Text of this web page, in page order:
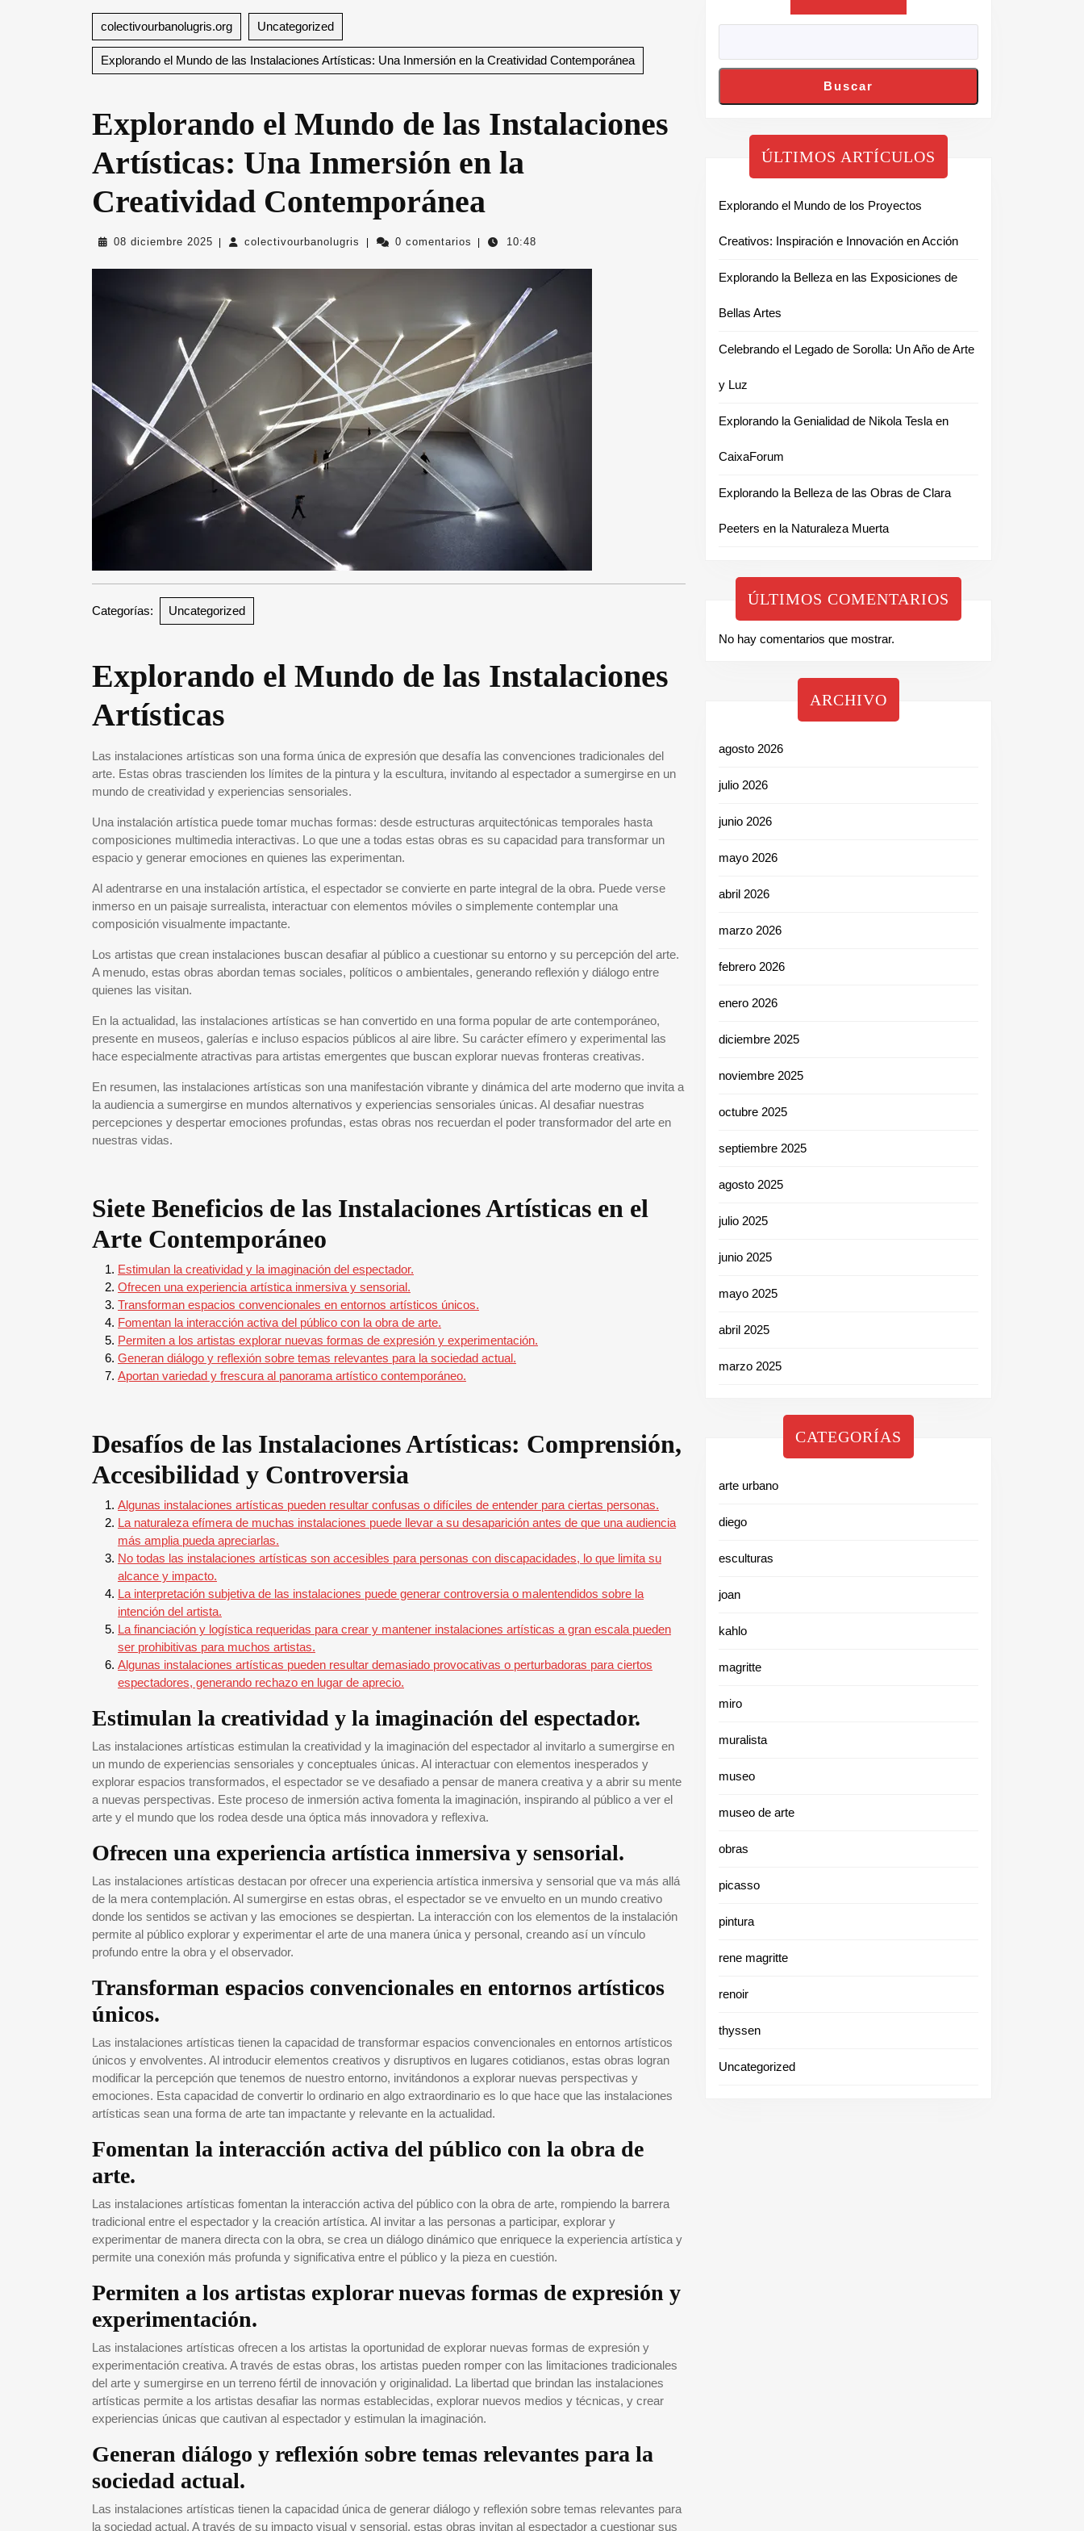
colectivourbanolugris.org Uncategorized
Explorando el Mundo de las Instalaciones Artísticas: Una Inmersión en la Creatividad Contemporánea
Explorando el Mundo de las Instalaciones
Artísticas: Una Inmersión en la
Creatividad Contemporánea
08 diciembre 2025 08
2025
colectivourbanolugris colectivourbanolugris
0 comentarios 10:48
Categorías: Uncategorized
Explorando el Mundo de las Instalaciones
Artísticas
Las instalaciones artísticas son una forma única de expresión que desafía las convenciones tradicionales del
arte. Estas obras trascienden los límites de la pintura y la escultura, invitando al espectador a sumergirse en un
mundo de creatividad y experiencias sensoriales.
Una instalación artística puede tomar muchas formas: desde estructuras arquitectónicas temporales hasta
composiciones multimedia interactivas. Lo que une a todas estas obras es su capacidad para transformar un
espacio y generar emociones en quienes las experimentan.
Al adentrarse en una instalación artística, el espectador se convierte en parte integral de la obra. Puede verse
inmerso en un paisaje surrealista, interactuar con elementos móviles o simplemente contemplar una
composición visualmente impactante.
Los artistas que crean instalaciones buscan desafiar al público a cuestionar su entorno y su percepción del arte.
A menudo, estas obras abordan temas sociales, políticos o ambientales, generando reflexión y diálogo entre
quienes las visitan.
En la actualidad, las instalaciones artísticas se han convertido en una forma popular de arte contemporáneo,
presente en museos, galerías e incluso espacios públicos al aire libre. Su carácter efímero y experimental las
hace especialmente atractivas para artistas emergentes que buscan explorar nuevas fronteras creativas.
En resumen, las instalaciones artísticas son una manifestación vibrante y dinámica del arte moderno que invita a
la audiencia a sumergirse en mundos alternativos y experiencias sensoriales únicas. Al desafiar nuestras
percepciones y despertar emociones profundas, estas obras nos recuerdan el poder transformador del arte en
nuestras vidas.
Siete Beneficios de las Instalaciones Artísticas en el
Arte Contemporáneo
Estimulan la creatividad y la imaginación del espectador.
Ofrecen una experiencia artística inmersiva y sensorial.
Transforman espacios convencionales en entornos artísticos únicos.
Fomentan la interacción activa del público con la obra de arte.
Permiten a los artistas explorar nuevas formas de expresión y experimentación.
Generan diálogo y reflexión sobre temas relevantes para la sociedad actual.
Aportan variedad y frescura al panorama artístico contemporáneo.
Desafíos de las Instalaciones Artísticas: Comprensión,
Accesibilidad y Controversia
Algunas instalaciones artísticas pueden resultar confusas o difíciles de entender para ciertas personas.
La naturaleza efímera de muchas instalaciones puede llevar a su desaparición antes de que una audiencia
más amplia pueda apreciarlas.
No todas las instalaciones artísticas son accesibles para personas con discapacidades, lo que limita su
alcance y impacto.
La interpretación subjetiva de las instalaciones puede generar controversia o malentendidos sobre la
intención del artista.
La financiación y logística requeridas para crear y mantener instalaciones artísticas a gran escala pueden
ser prohibitivas para muchos artistas.
Algunas instalaciones artísticas pueden resultar demasiado provocativas o perturbadoras para ciertos
espectadores, generando rechazo en lugar de aprecio.
Estimulan la creatividad y la imaginación del espectador.
Las instalaciones artísticas estimulan la creatividad y la imaginación del espectador al invitarlo a sumergirse en
un mundo de experiencias sensoriales y conceptuales únicas. Al interactuar con elementos inesperados y
explorar espacios transformados, el espectador se ve desafiado a pensar de manera creativa y a abrir su mente
a nuevas perspectivas. Este proceso de inmersión activa fomenta la imaginación, inspirando al público a ver el
arte y el mundo que los rodea desde una óptica más innovadora y reflexiva.
Ofrecen una experiencia artística inmersiva y sensorial.
Las instalaciones artísticas destacan por ofrecer una experiencia artística inmersiva y sensorial que va más allá
de la mera contemplación. Al sumergirse en estas obras, el espectador se ve envuelto en un mundo creativo
donde los sentidos se activan y las emociones se despiertan. La interacción con los elementos de la instalación
permite al público explorar y experimentar el arte de una manera única y personal, creando así un vínculo
profundo entre la obra y el observador.
Transforman espacios convencionales en entornos artísticos
únicos.
Las instalaciones artísticas tienen la capacidad de transformar espacios convencionales en entornos artísticos
únicos y envolventes. Al introducir elementos creativos y disruptivos en lugares cotidianos, estas obras logran
modificar la percepción que tenemos de nuestro entorno, invitándonos a explorar nuevas perspectivas y
emociones. Esta capacidad de convertir lo ordinario en algo extraordinario es lo que hace que las instalaciones
artísticas sean una forma de arte tan impactante y relevante en la actualidad.
Fomentan la interacción activa del público con la obra de
arte.
Las instalaciones artísticas fomentan la interacción activa del público con la obra de arte, rompiendo la barrera
tradicional entre el espectador y la creación artística. Al invitar a las personas a participar, explorar y
experimentar de manera directa con la obra, se crea un diálogo dinámico que enriquece la experiencia artística y
permite una conexión más profunda y significativa entre el público y la pieza en cuestión.
Permiten a los artistas explorar nuevas formas de expresión y
experimentación.
Las instalaciones artísticas ofrecen a los artistas la oportunidad de explorar nuevas formas de expresión y
experimentación creativa. A través de estas obras, los artistas pueden romper con las limitaciones tradicionales
del arte y sumergirse en un terreno fértil de innovación y originalidad. La libertad que brindan las instalaciones
artísticas permite a los artistas desafiar las normas establecidas, explorar nuevos medios y técnicas, y crear
experiencias únicas que cautivan al espectador y estimulan la imaginación.
Generan diálogo y reflexión sobre temas relevantes para la
sociedad actual.
Las instalaciones artísticas tienen la capacidad única de generar diálogo y reflexión sobre temas relevantes para
la sociedad actual. A través de su impacto visual y sensorial, estas obras invitan al espectador a cuestionar sus
Buscar
ÚLTIMOS ARTÍCULOS
Explorando el Mundo de los Proyectos
Creativos: Inspiración e Innovación en Acción
Explorando la Belleza en las Exposiciones de
Bellas Artes
Celebrando el Legado de Sorolla: Un Año de Arte
y Luz
Explorando la Genialidad de Nikola Tesla en
CaixaForum
Explorando la Belleza de las Obras de Clara
Peeters en la Naturaleza Muerta
ÚLTIMOS COMENTARIOS
No hay comentarios que mostrar.
ARCHIVO
agosto 2026
julio 2026
junio 2026
mayo 2026
abril 2026
marzo 2026
febrero 2026
enero 2026
diciembre 2025
noviembre 2025
octubre 2025
septiembre 2025
agosto 2025
julio 2025
junio 2025
mayo 2025
abril 2025
marzo 2025
CATEGORÍAS
arte urbano
diego
esculturas
joan
kahlo
magritte
miro
muralista
museo
museo de arte
obras
picasso
pintura
rene magritte
renoir
thyssen
Uncategorized